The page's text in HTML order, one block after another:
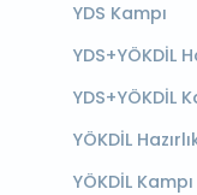
YDS Kampı
YDS+YÖKDİL
YDS+YÖKDİL
YÖKDİL
YÖKDİL Kampı